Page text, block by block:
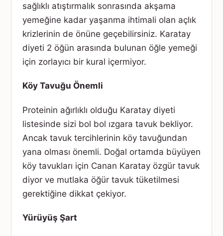
sağlıklı atıştırmalık sonrasında akşama
yemeğine kadar yaşanma ihtimali olan açlık
krizlerinin de önüne geçebilirsiniz. Karatay
diyeti 2 öğün arasında bulunan öğle yemeği
için zorlayıcı bir kural içermiyor.
Köy Tavuğu Önemli
Proteinin ağırlıklı olduğu Karatay diyeti
listesinde sizi bol bol ızgara tavuk bekliyor.
Ancak tavuk tercihlerinin köy tavuğundan
yana olması önemli. Doğal ortamda büyüyen
köy tavukları için Canan Karatay özgür tavuk
diyor ve mutlaka öğür tavuk tüketilmesi
gerektiğine dikkat çekiyor.
Yürüyüş Şart